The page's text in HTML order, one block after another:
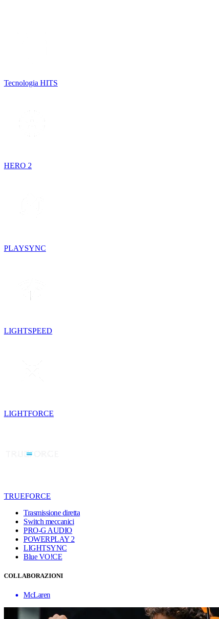
Tecnologia HITS
HERO 2
PLAYSYNC
LIGHTSPEED
LIGHTFORCE
TRUEFORCE
Trasmissione diretta
Switch meccanici
PRO-G AUDIO
POWERPLAY 2
LIGHTSYNC
Blue VO!CE
COLLABORAZIONI
McLaren